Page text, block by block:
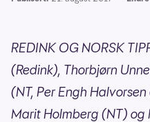
REDINK OG NORSK
(Redink), Thorbjørn
(NT, Per Engh
Marit Holmberg (NT)